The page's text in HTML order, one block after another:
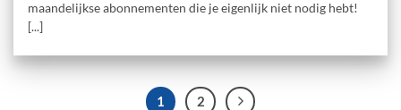
maandelijkse abonnementen die je eigenlijk niet nodig hebt!
[...]
1 2